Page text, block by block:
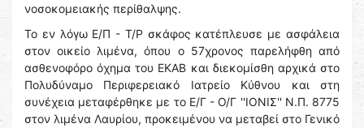
νοσοκομειακής περίθαλψης.
Το εν λόγω Ε/Π - Τ/Ρ σκάφος κατέπλευσε με ασφάλεια
στον οικείο λιμένα, όπου ο 57χρονος παρελήφθη από
ασθενοφόρο όχημα του ΕΚΑΒ και διεκομίσθη αρχικά στο
Πολυδύναμο Περιφερειακό Ιατρείο Κύθνου και στη
συνέχεια μεταφέρθηκε με το Ε/Γ - Ο/Γ ''ΙΟΝΙΣ'' Ν.Π. 8775
στον λιμένα Λαυρίου, προκειμένου να μεταβεί στο Γενικό